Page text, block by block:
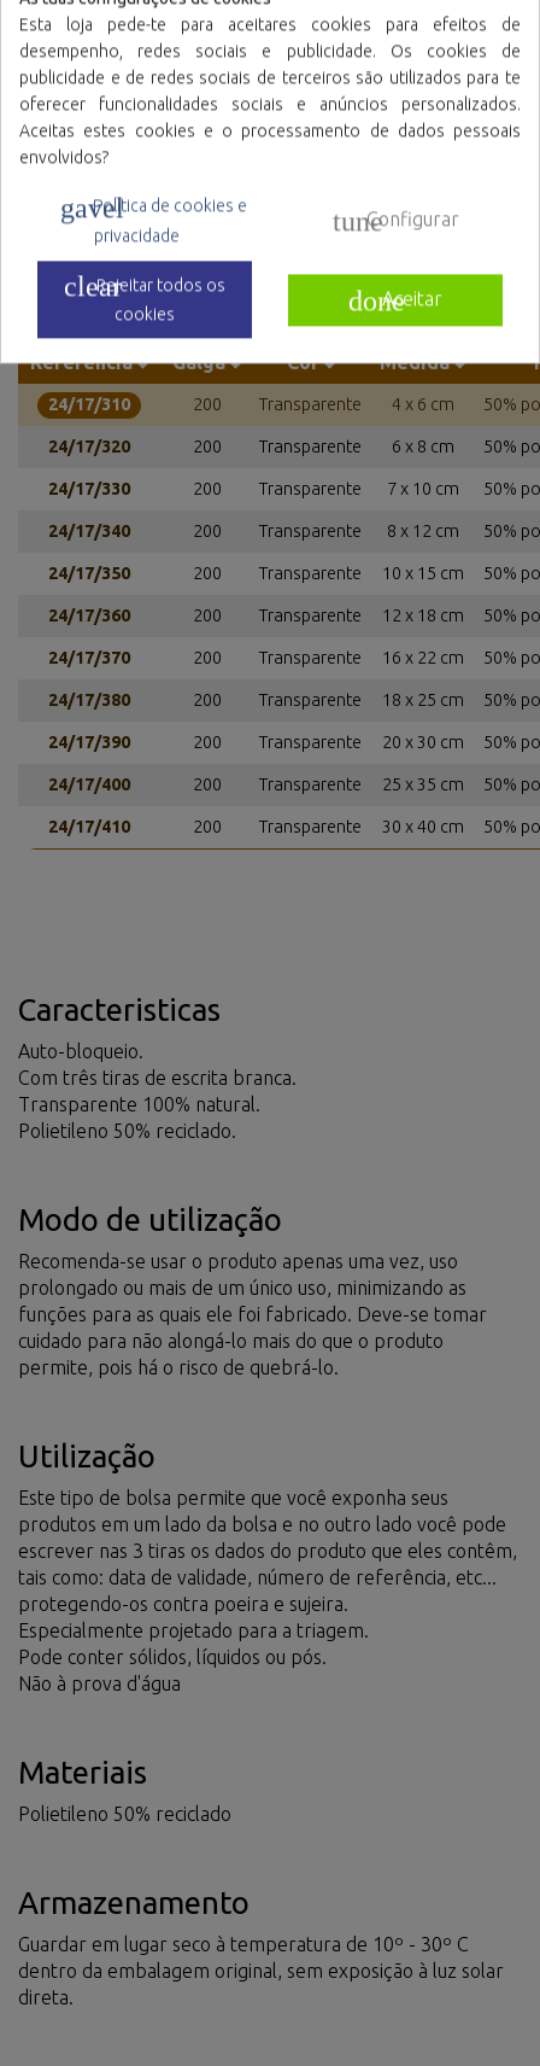
Sacos laminadas com
fecho reutilizável e base
Sacos de polietileno
Referências de família
Referência Galga Cor Medida
24/17/310 200 Transparente 4 x 6 cm 50%
24/17/320 200 Transparente 6 x 8 cm 50%
24/17/330 200 Transparente 7 x 10 cm 50%
24/17/340 200 Transparente 8 x 12 cm 50%
24/17/350 200 Transparente 10 x 15 cm 50%
24/17/360 200 Transparente 12 x 18 cm 50%
24/17/370 200 Transparente 16 x 22 cm 50%
24/17/380 200 Transparente 18 x 25 cm 50%
24/17/390 200 Transparente 20 x 30 cm 50%
24/17/400 200 Transparente 25 x 35 cm 50%
24/17/410 200 Transparente 30 x 40 cm 50%
Caracteristicas
Auto-bloqueio.
Com três tiras de escrita branca.
Transparente 100% natural.
Polietileno 50% reciclado.
Modo de utilização
Recomenda-se usar o produto apenas uma vez, uso
prolongado ou mais de um único uso, minimizando as
funções para as quais ele foi fabricado. Deve-se tomar
cuidado para não alongá-lo mais do que o produto
permite, pois há o risco de quebrá-lo.
Utilização
Este tipo de bolsa permite que você exponha seus
produtos em um lado da bolsa e no outro lado você pode
escrever nas 3 tiras os dados do produto que eles contêm,
tais como: data de validade, número de referência, etc...
protegendo-os contra poeira e sujeira.
Especialmente projetado para a triagem.
Pode conter sólidos, líquidos ou pós.
Não à prova d'água
Materiais
Polietileno 50% reciclado
Armazenamento
Guardar em lugar seco à temperatura de 10º - 30º C
dentro da embalagem original, sem exposição à luz solar
direta.
Esta loja pede-te para aceitares cookies para efeitos de
desempenho, redes sociais e publicidade. Os cookies de
publicidade e de redes sociais de terceiros são utilizados para te
oferecer funcionalidades sociais e anúncios personalizados.
Aceitas estes cookies e o processamento de dados pessoais
envolvidos?
gavel
Política de cookies e
privacidade
tuneConfigurar
clear
Rejeitar todos os
cookies
doneAceitar